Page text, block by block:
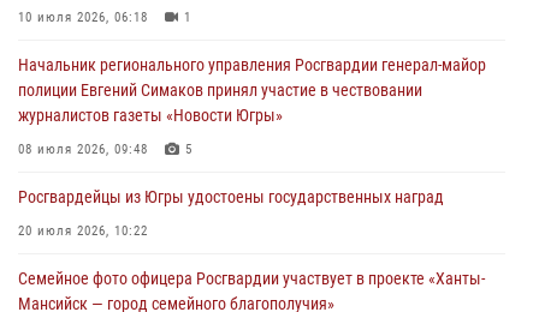
память генерала армии Ивана Кирилловича Яковлева
В Югре при силовой поддержке ОМОН Росгвардии задержаны
подозреваемые в страховом мошенничестве
06 августа 2026, 09:07
Урайский отдел вневедомственной охраны Росгвардии отмечает
60-летний юбилей
10 июля 2026, 06:18 1
Начальник регионального управления Росгвардии генерал-майор
полиции Евгений Симаков принял участие в чествовании
журналистов газеты «Новости Югры»
08 июля 2026, 09:48 5
Росгвардейцы из Югры удостоены государственных наград
20 июля 2026, 10:22
Семейное фото офицера Росгвардии участвует в проекте «Ханты-
Мансийск — город семейного благополучия»